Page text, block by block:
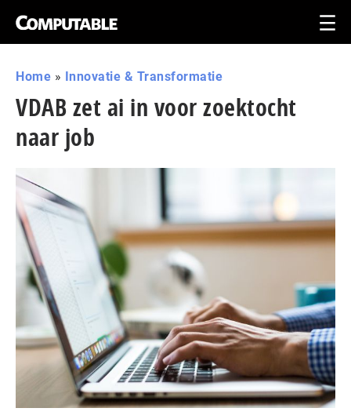
Home » Innovatie & Transformatie
VDAB zet ai in voor zoektocht
naar job